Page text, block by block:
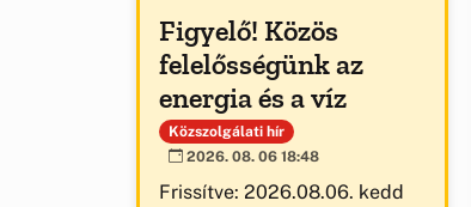
Figyelő! Közös
felelősségünk az
energia és a víz
Közszolgálati hír
2026. 08. 06 18:48
Frissítve: 2026.08.06. kedd